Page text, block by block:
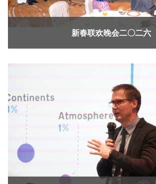
新春联欢晚会二〇二六